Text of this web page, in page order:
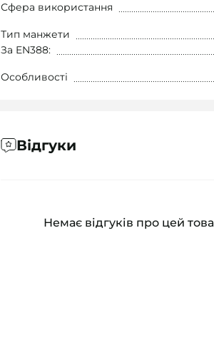
Сфера використання
Тип манжети
За EN388:
Особливості
Відгуки
Немає відгуків про цей